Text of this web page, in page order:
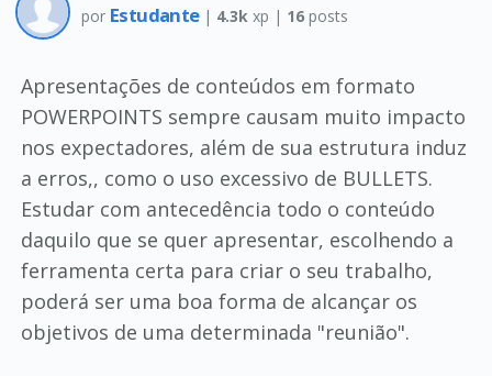
por Estudante | 4.3k xp | 16posts
Apresentações de conteúdos em formato
POWERPOINTS sempre causam muito impacto
nos expectadores, além de sua estrutura induz
a erros,, como o uso excessivo de BULLETS.
Estudar com antecedência todo o conteúdo
daquilo que se quer apresentar, escolhendo a
ferramenta certa para criar o seu trabalho,
poderá ser uma boa forma de alcançar os
objetivos de uma determinada "reunião".